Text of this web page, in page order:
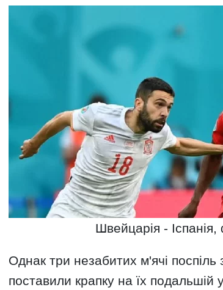
Швейцарія -
Однак три незабитих м'ячі поспіль
поставили крапку на їх подальшій